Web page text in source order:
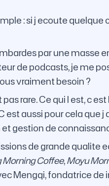
: si j ecoute quelque
par une masse
de podcasts, je me
vraiment besoin ?
rare. Ce qui l est, c
est aussi pour cela que
gestion de
de grande qualite
Coffee,Moyu
Mengqi, fondatrice de